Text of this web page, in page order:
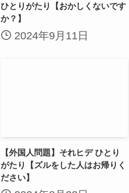
ひとりがたり【おかしくないです
か？】
2024年9月11日
【外国人問題】それヒデ ひとり
がたり【ズルをした人はお帰りく
ださい】